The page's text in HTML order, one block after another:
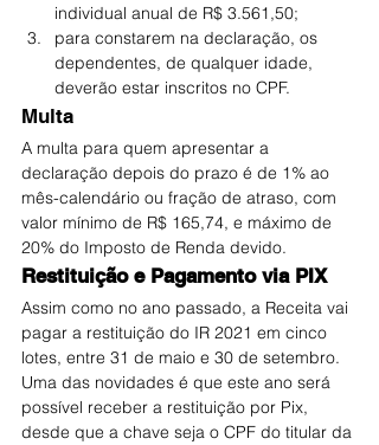
individual anual de R$ 3.561,50;
para constarem na declaração, os
dependentes, de qualquer idade,
deverão estar inscritos no CPF.
Multa
A multa para quem apresentar a
declaração depois do prazo é de 1% ao
mês-calendário ou fração de atraso, com
valor mínimo de R$ 165,74, e máximo de
20% do Imposto de Renda devido.
Restituição e Pagamento via PIX
Assim como no ano passado, a Receita vai
pagar a restituição do IR 2021 em cinco
lotes, entre 31 de maio e 30 de setembro.
Uma das novidades é que este ano será
possível receber a restituição por Pix,
desde que a chave seja o CPF do titular da